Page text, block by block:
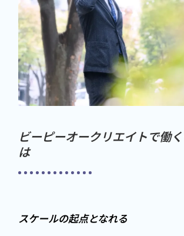
ビーピーオークリエイトで働
は
スケールの起点となれる